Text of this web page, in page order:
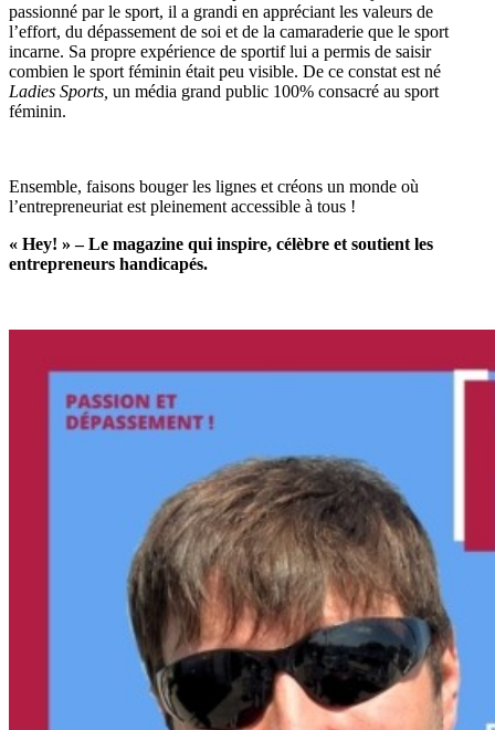
passionné par le sport, il a grandi en appréciant les valeurs de
l’effort, du dépassement de soi et de la camaraderie que le sport
incarne. Sa propre expérience de sportif lui a permis de saisir
combien le sport féminin était peu visible. De ce constat est né
Ladies Sports, un média grand public 100% consacré au sport
féminin.
Ensemble, faisons bouger les lignes et créons un monde où
l’entrepreneuriat est pleinement accessible à tous !
« Hey! » – Le magazine qui inspire, célèbre et soutient les
entrepreneurs handicapés.